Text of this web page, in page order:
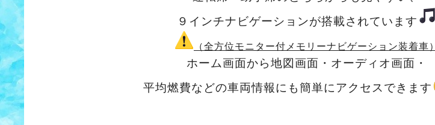
９インチナビゲーションが搭載されています
（全方位モニター付メモリーナビゲーション装着車）
ホーム画面から地図画面・オーディオ画面・
平均燃費などの車両情報にも簡単にアクセスできます